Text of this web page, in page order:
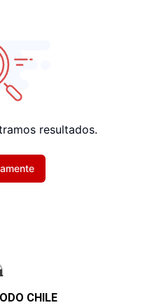
resultados.
CHILE